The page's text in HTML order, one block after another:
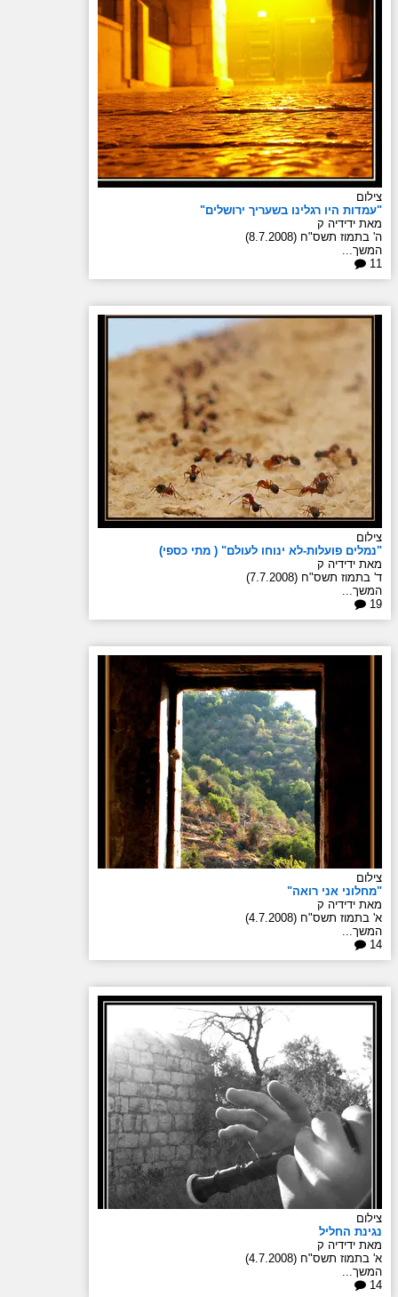
צילום
"עמדות היו רגלינו בשעריך ירושלים"
מאת ידידיה ק
ה' בתמוז תשס"ח (8.7.2008)
המשך...
11
צילום
"נמלים פועלות-לא ינוחו לעולם" ( מתי כספי)
מאת ידידיה ק
ד' בתמוז תשס"ח (7.7.2008)
המשך...
19
צילום
"מחלוני אני רואה"
מאת ידידיה ק
א' בתמוז תשס"ח (4.7.2008)
המשך...
14
צילום
נגינת החליל
מאת ידידיה ק
א' בתמוז תשס"ח (4.7.2008)
המשך...
14